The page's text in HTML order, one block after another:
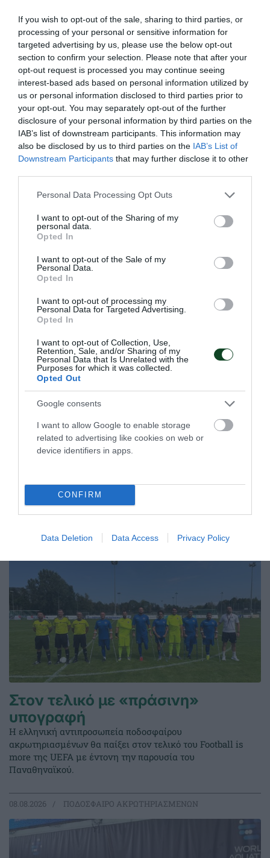
If you wish to opt-out of the sale, sharing to third parties, or
processing of your personal or sensitive information for
targeted advertising by us, please use the below opt-out
section to confirm your selection. Please note that after your
opt-out request is processed you may continue seeing
interest-based ads based on personal information utilized by
us or personal information disclosed to third parties prior to
your opt-out. You may separately opt-out of the further
disclosure of your personal information by third parties on the
IAB’s list of downstream participants. This information may
also be disclosed by us to third parties on the IAB’s List of
Downstream Participants that may further disclose it to other
Please note that this website/app uses one or more Google
not limited to your visit or usage behaviour. You may click to
grant or deny consent to Google and its third-party tags to
use your data for below specified purposes in below Google
consent section.
Personal Data Processing Opt Outs
I want to opt-out of the Sharing of my
personal data.
Opted In
I want to opt-out of the Sale of my
Personal Data.
Opted In
I want to opt-out of processing my
Personal Data for Targeted Advertising.
Opted In
I want to opt-out of Collection, Use,
Retention, Sale, and/or Sharing of my
Personal Data that Is Unrelated with the
Purposes for which it was collected.
Opted Out
Google consents
I want to allow Google to enable storage
related to advertising like cookies on web or
device identifiers in apps.
CONFIRM
Data Deletion Data Access Privacy Policy
Δύο στα δύο με «πράσινη»
σύμβολη
Η Εθνική ομάδα μπάσκετ Κορασίδων έκανε το δύο στα δύο
στο EuroBasket Β' κατηγορίας έχοντας τη Μαριάνθη
08.08.2026 ΑΚΑΔΗΜΙΑ ΚΑΛΑΘΟΣΦΑΙΡΙΣΗΣ
Φουλάρει για την πέμπτη θέση η
Εθνική Νεανίδων
Η Εθνική ομάδα μπάσκετ Νεανίδων νίκησε τη Βουλγαρία
και θα παίξει για την πέμπτη θέση στο EuroBasket Β'
08.08.2026 ΑΚΑΔΗΜΙΑ ΚΑΛΑΘΟΣΦΑΙΡΙΣΗΣ
Στον τελικό με «πράσινη»
υπογραφή
Η ελληνική αντιπροσωπεία ποδοσφαίρου
ακρωτηριασμένων θα παίξει στον τελικό του Football is
more της UEFA με έντονη την παρουσία του
Παναθηναϊκού.
08.08.2026 ΠΟΔΟΣΦΑΙΡΟ ΑΚΡΩΤΗΡΙΑΣΜΕΝΩΝ